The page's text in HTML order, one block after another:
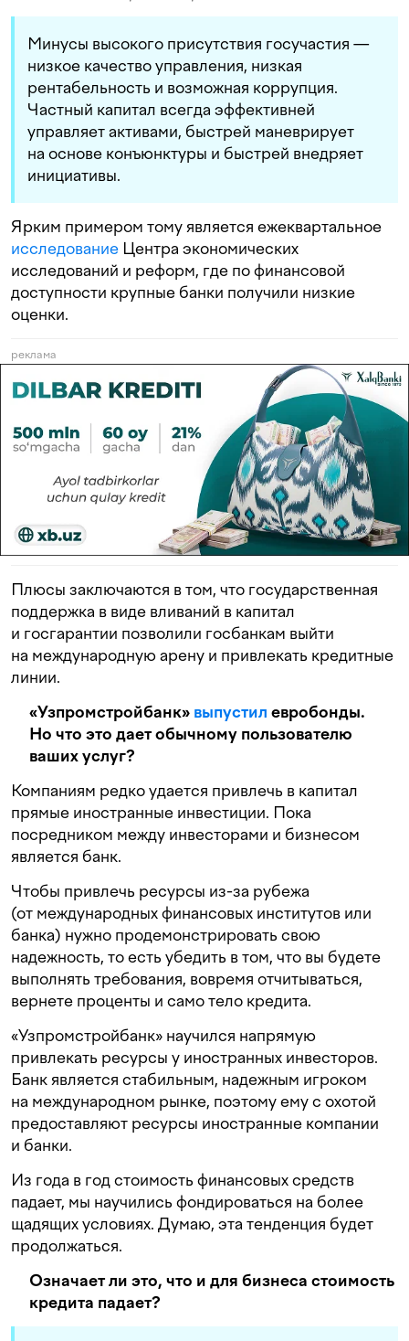
Минусы высокого присутствия госучастия —
низкое качество управления, низкая
рентабельность и возможная коррупция.
Частный капитал всегда эффективней
управляет активами, быстрей маневрирует
на основе конъюнктуры и быстрей внедряет
инициативы.
Ярким примером тому является ежеквартальное
исследование Центра экономических
исследований и реформ, где по финансовой
доступности крупные банки получили низкие
оценки.
реклама
Плюсы заключаются в том, что государственная
поддержка в виде вливаний в капитал
и госгарантии позволили госбанкам выйти
на международную арену и привлекать кредитные
линии.
«Узпромстройбанк» выпустил евробонды.
Но что это дает обычному пользователю
ваших услуг?
Компаниям редко удается привлечь в капитал
прямые иностранные инвестиции. Пока
посредником между инвесторами и бизнесом
является банк.
Чтобы привлечь ресурсы из-за рубежа
(от международных финансовых институтов или
банка) нужно продемонстрировать свою
надежность, то есть убедить в том, что вы будете
выполнять требования, вовремя отчитываться,
вернете проценты и само тело кредита.
«Узпромстройбанк» научился напрямую
привлекать ресурсы у иностранных инвесторов.
Банк является стабильным, надежным игроком
на международном рынке, поэтому ему с охотой
предоставляют ресурсы иностранные компании
и банки.
Из года в год стоимость финансовых средств
падает, мы научились фондироваться на более
щадящих условиях. Думаю, эта тенденция будет
продолжаться.
Означает ли это, что и для бизнеса стоимость
кредита падает?